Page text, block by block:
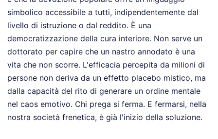
simbolico accessibile a tutti, indipendentemente dal
livello di istruzione o dal reddito. È una
democratizzazione della cura interiore. Non serve un
dottorato per capire che un nastro annodato è una
vita che non scorre. L'efficacia percepita da milioni di
persone non deriva da un effetto placebo mistico, ma
dalla capacità del rito di generare un ordine mentale
nel caos emotivo. Chi prega si ferma. E fermarsi, nella
nostra società frenetica, è già l'inizio della soluzione.